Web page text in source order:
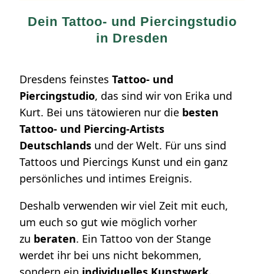
Dein Tattoo- und Piercingstudio
in Dresden
Dresdens feinstes Tattoo- und
Piercingstudio, das sind wir von Erika und
Kurt. Bei uns tätowieren nur die besten
Tattoo- und Piercing-Artists
Deutschlands und der Welt. Für uns sind
Tattoos und Piercings Kunst und ein ganz
persönliches und intimes Ereignis.
Deshalb verwenden wir viel Zeit mit euch,
um euch so gut wie möglich vorher
zu beraten. Ein Tattoo von der Stange
werdet ihr bei uns nicht bekommen,